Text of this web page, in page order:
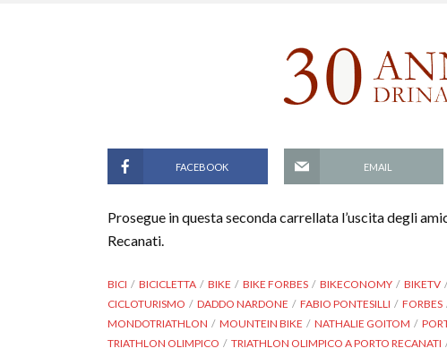
FACEBOOK EMAIL
Prosegue in questa seconda carrellata l’uscita degli
Recanati.
BICI BICICLETTA BIKE BIKE FORBES BIKECONOMY BIKETV
CICLOTURISMO
DADDO NARDONE FABIO PONTESILLI FORBES
MONDOTRIATHLON
MOUNTEIN BIKE NATHALIE GOITOM
TRIATHLON OLIMPICO
TRIATHLON OLIMPICO A PORTO RECANATI